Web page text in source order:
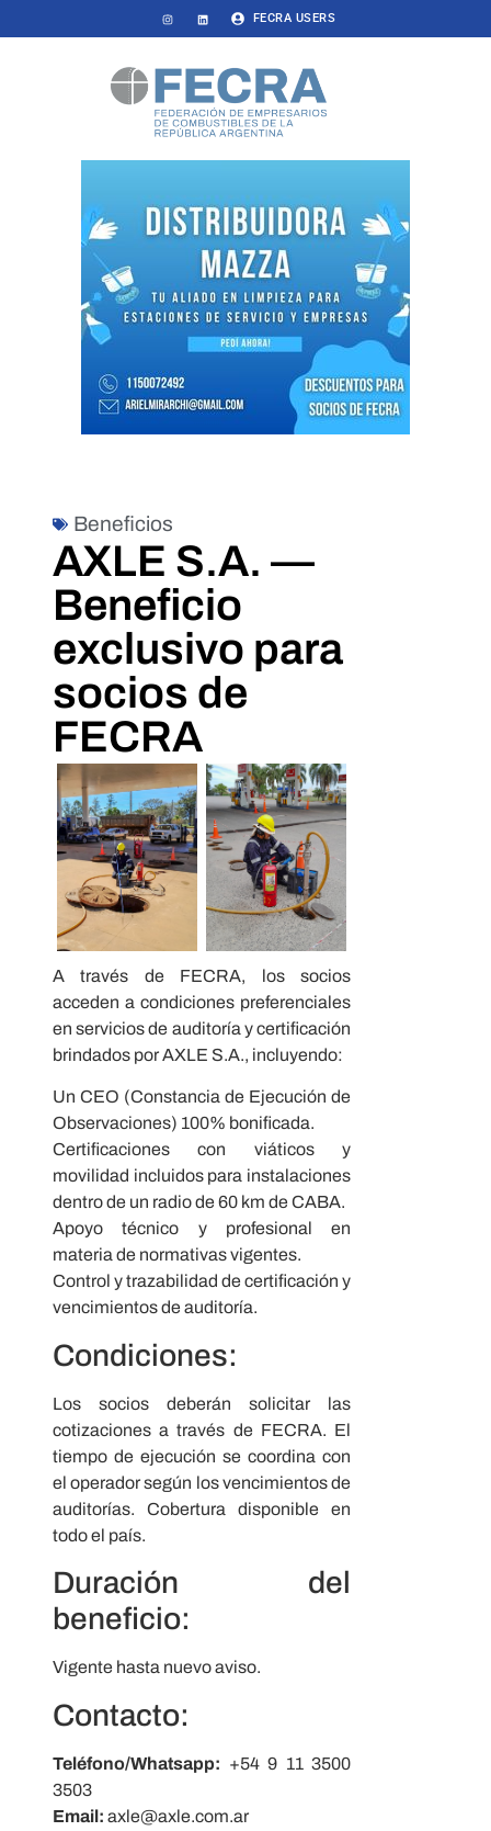
FECRA USERS
Beneficios
AXLE S.A. —
Beneficio
exclusivo para
socios de
FECRA
A través de FECRA, los socios
acceden a condiciones preferenciales
en servicios de auditoría y certificación
brindados por AXLE S.A., incluyendo:
Un CEO (Constancia de Ejecución de
Observaciones) 100% bonificada.
Certificaciones con viáticos y
movilidad incluidos para instalaciones
dentro de un radio de 60 km de CABA.
Apoyo técnico y profesional en
materia de normativas vigentes.
Control y trazabilidad de certificación y
vencimientos de auditoría.
Condiciones:
Los socios deberán solicitar las
cotizaciones a través de FECRA. El
tiempo de ejecución se coordina con
el operador según los vencimientos de
auditorías. Cobertura disponible en
todo el país.
Duración del
beneficio:
Vigente hasta nuevo aviso.
Contacto:
Teléfono/Whatsapp: +54 9 11 3500
3503
Email: axle@axle.com.ar